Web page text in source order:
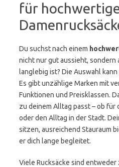
für
Du suchst nach einem
nicht nur gut aussieht, sondern
langlebig ist? Die Auswahl
Es gibt unzählige Marken mit
Funktionen und Preisklassen.
zu deinem Alltag passt – ob für
oder den Alltag in der Stadt.
sitzen, ausreichend Stauraum
er dich lange begleitet.
Viele Rucksäcke sind